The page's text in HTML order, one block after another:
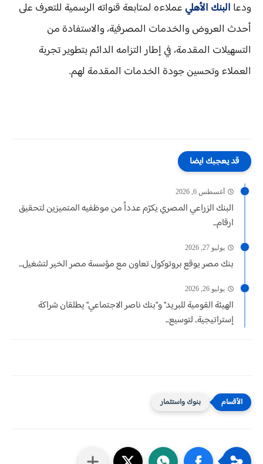
ودعا البنك الأهلي عملاءه لمتابعة قنواته الرسمية للتعرف على
أحدث العروض والخدمات المصرفية، والاستفادة من
التسهيلات المقدمة، في إطار التزامه الدائم بتطوير تجربة
العملاء وتحسين جودة الخدمات المقدمة لهم.
قد يعجبك ايضا
أغسطس 6, 2026
البنك الزراعي المصري يكرّم عدداً من موظفيه المتميزين لتحقيق
ارقام...
يوليو 27, 2026
بنك مصر يوقع بروتوكول تعاون مع مؤسسة مصر الخير لتشغيل...
يوليو 26, 2026
الهيئة القومية للبريد" و"بنك ناصر الاجتماعي" يطلقان شراكة
إستراتيجية.. لتوسيع...
بنوك واستثمار